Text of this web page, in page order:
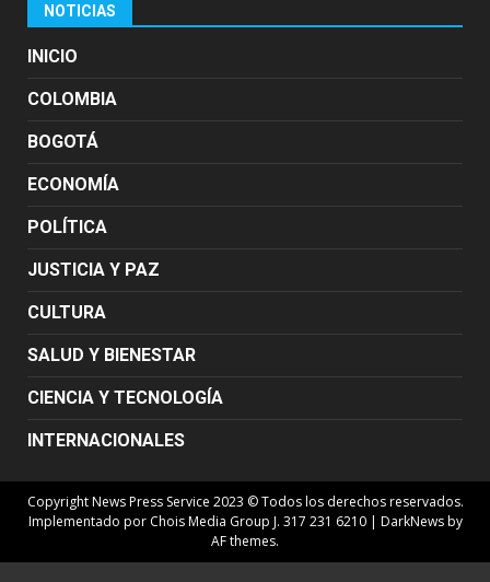
NOTICIAS
INICIO
COLOMBIA
BOGOTÁ
ECONOMÍA
POLÍTICA
JUSTICIA Y PAZ
CULTURA
SALUD Y BIENESTAR
CIENCIA Y TECNOLOGÍA
INTERNACIONALES
Copyright News Press Service 2023 © Todos los derechos reservados.
Implementado por Chois Media Group J. 317 231 6210 | DarkNewsby
AF themes.